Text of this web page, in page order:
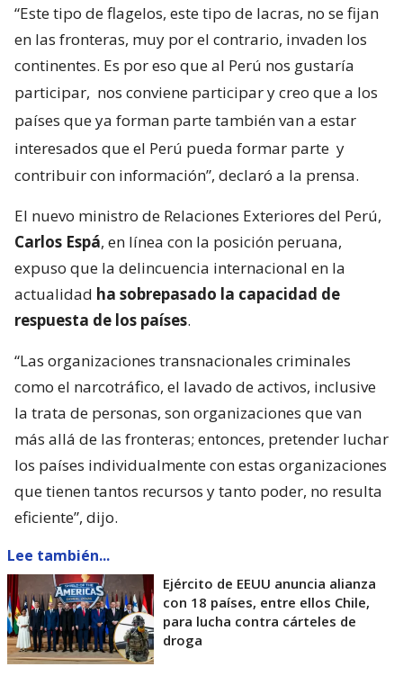
“Este tipo de flagelos, este tipo de lacras, no se fijan
en las fronteras, muy por el contrario, invaden los
continentes. Es por eso que al Perú nos gustaría
participar, nos conviene participar y creo que a los
países que ya forman parte también van a estar
interesados que el Perú pueda formar parte y
contribuir con información”, declaró a la prensa.
El nuevo ministro de Relaciones Exteriores del Perú,
Carlos Espá, en línea con la posición peruana,
expuso que la delincuencia internacional en la
actualidad ha sobrepasado la capacidad de
respuesta de los países.
“Las organizaciones transnacionales criminales
como el narcotráfico, el lavado de activos, inclusive
la trata de personas, son organizaciones que van
más allá de las fronteras; entonces, pretender luchar
los países individualmente con estas organizaciones
que tienen tantos recursos y tanto poder, no resulta
eficiente”, dijo.
Lee también...
Ejército de EEUU anuncia alianza
con 18 países, entre ellos Chile,
para lucha contra cárteles de
droga